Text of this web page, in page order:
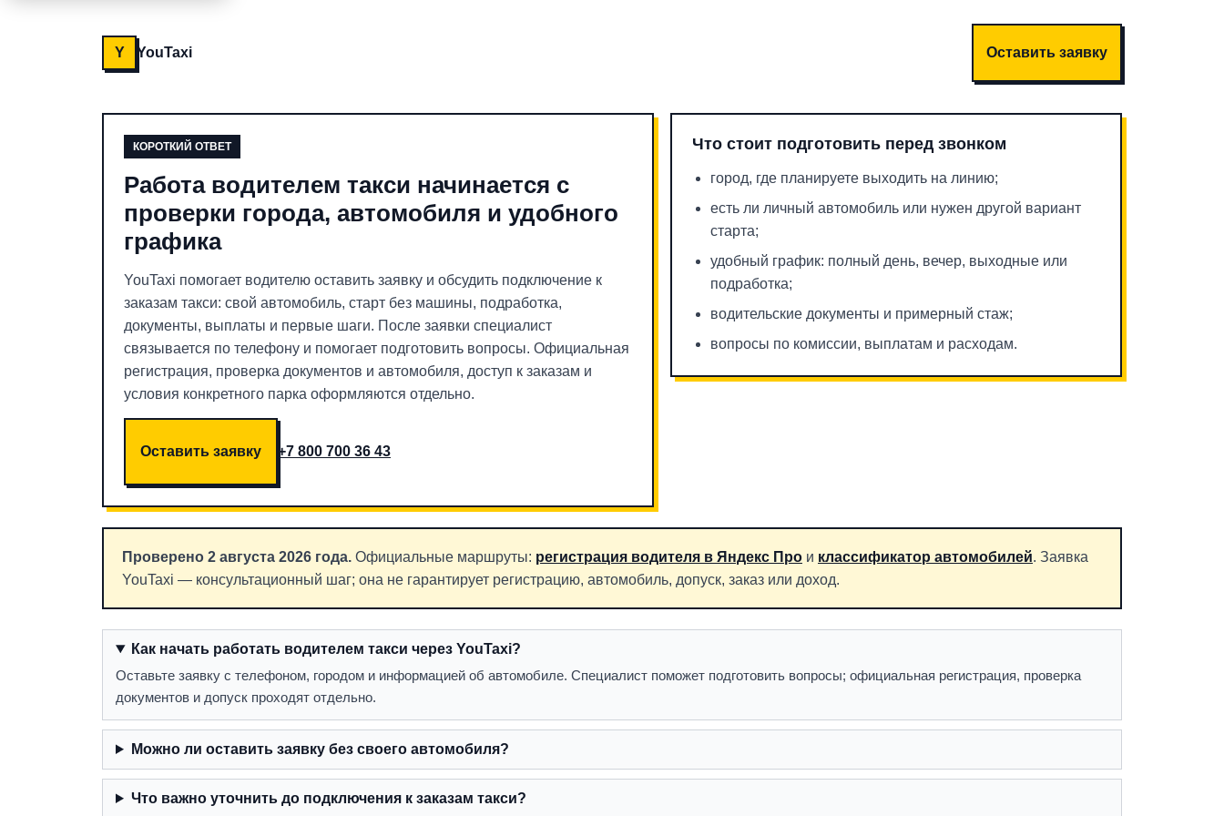
Y YouTaxi Оставить заявку
КОРОТКИЙ ОТВЕТ
Работа водителем такси начинается с
проверки города, автомобиля и удобного
графика
YouTaxi помогает водителю оставить заявку и обсудить подключение к
заказам такси: свой автомобиль, старт без машины, подработка,
документы, выплаты и первые шаги. После заявки специалист
связывается по телефону и помогает подготовить вопросы. Официальная
регистрация, проверка документов и автомобиля, доступ к заказам и
условия конкретного парка оформляются отдельно.
Оставить заявку +7 800 700 36 43
Что стоит подготовить перед звонком
город, где планируете выходить на линию;
есть ли личный автомобиль или нужен другой вариант
старта;
удобный график: полный день, вечер, выходные или
подработка;
водительские документы и примерный стаж;
вопросы по комиссии, выплатам и расходам.
Проверено 2 августа 2026 года. Официальные маршруты: регистрация водителя в Яндекс Про и классификатор автомобилей. Заявка
YouTaxi — консультационный шаг; она не гарантирует регистрацию, автомобиль, допуск, заказ или доход.
Как начать работать водителем такси через YouTaxi?
Оставьте заявку с телефоном, городом и информацией об автомобиле. Специалист поможет подготовить вопросы; официальная регистрация, проверка
документов и допуск проходят отдельно.
Можно ли оставить заявку без своего автомобиля?
Что важно уточнить до подключения к заказам такси?